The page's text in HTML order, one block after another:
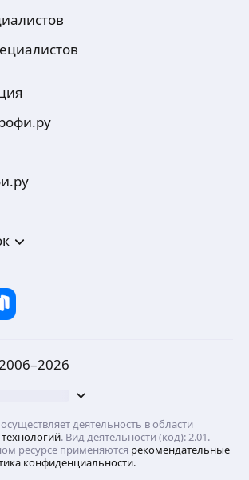
2026
деятельность в области
. Вид деятельности (код): 2.01.
ресурсе применяются рекомендательные
конфиденциальности.